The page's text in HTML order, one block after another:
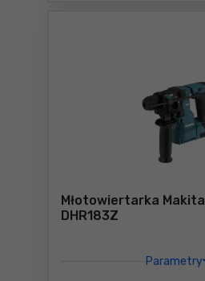
Młotowiertarka Makita
DHR183Z
Parametry